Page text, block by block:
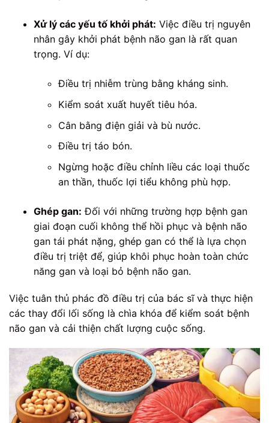
Xử lý các yếu tố khởi phát: Việc điều trị nguyên
nhân gây khởi phát bệnh não gan là rất quan
trọng. Ví dụ:
Điều trị nhiễm trùng bằng kháng sinh.
Kiểm soát xuất huyết tiêu hóa.
Cân bằng điện giải và bù nước.
Điều trị táo bón.
Ngừng hoặc điều chỉnh liều các loại thuốc
an thần, thuốc lợi tiểu không phù hợp.
Ghép gan: Đối với những trường hợp bệnh gan
giai đoạn cuối không thể hồi phục và bệnh não
gan tái phát nặng, ghép gan có thể là lựa chọn
điều trị triệt để, giúp khôi phục hoàn toàn chức
năng gan và loại bỏ bệnh não gan.
Việc tuân thủ phác đồ điều trị của bác sĩ và thực hiện
các thay đổi lối sống là chìa khóa để kiểm soát bệnh
não gan và cải thiện chất lượng cuộc sống.